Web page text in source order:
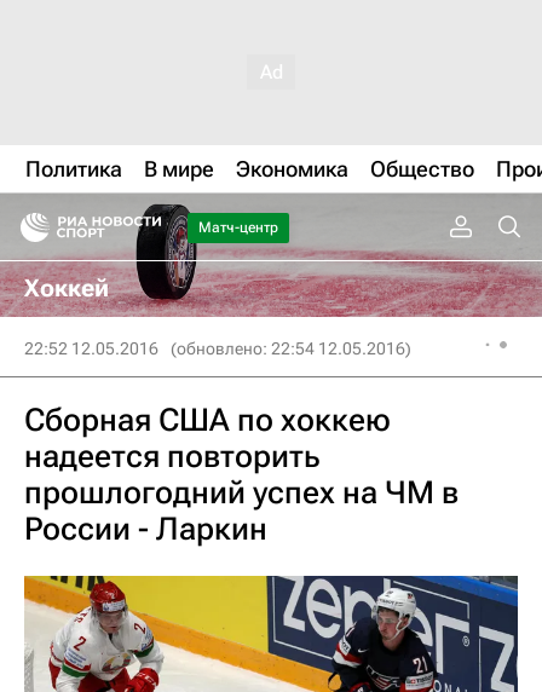
Политика В мире Экономика Общество
Матч-центр
Хоккей
22:52 12.05.2016 (обновлено: 22:54 12.05.2016)
Сборная США по хоккею
надеется повторить
прошлогодний успех на ЧМ в
России - Ларкин